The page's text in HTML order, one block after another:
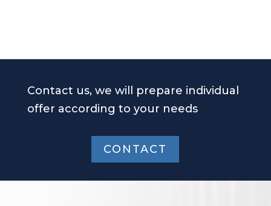
Contact us, we will prepare individual
offer according to your needs
CONTACT